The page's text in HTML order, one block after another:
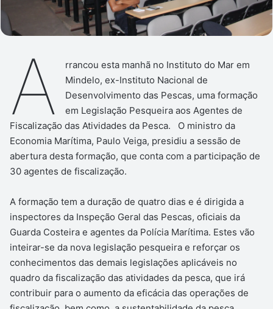
A
rrancou esta manhã no Instituto do Mar em
Mindelo, ex-Instituto Nacional de
Desenvolvimento das Pescas, uma formação
em Legislação Pesqueira aos Agentes de
Fiscalização das Atividades da Pesca. O ministro da
Economia Marítima, Paulo Veiga, presidiu a sessão de
abertura desta formação, que conta com a participação de
30 agentes de fiscalização.
A formação tem a duração de quatro dias e é dirigida a
inspectores da Inspeção Geral das Pescas, oficiais da
Guarda Costeira e agentes da Polícia Marítima. Estes vão
inteirar-se da nova legislação pesqueira e reforçar os
conhecimentos das demais legislações aplicáveis no
quadro da fiscalização das atividades da pesca, que irá
contribuir para o aumento da eficácia das operações de